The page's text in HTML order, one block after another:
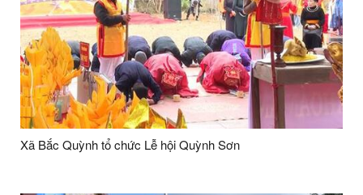
Xã Bắc Quỳnh tổ chức Lễ hội Quỳnh Sơn